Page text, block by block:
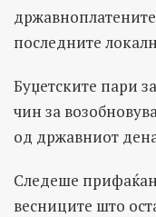
последните
Буџетските пари
чин за
од државниот
Следеше
весниците што